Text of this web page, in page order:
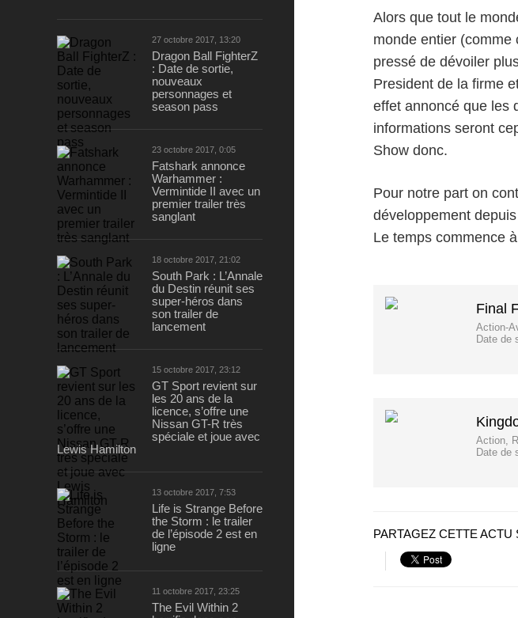
Alors que tout le
monde entier (comme
pressé de dévoiler
President de la firme
effet annoncé que les
informations seront
Show donc.
Pour notre part on
développement
Le temps commence
Final
Action-
Date de
Action,
Date de
PARTAGEZ CETTE
27 octobre 2017, 13:20
Dragon Ball FighterZ
: Date de sortie,
nouveaux
personnages et
season pass
23 octobre 2017, 0:05
Fatshark annonce
Warhammer :
Vermintide II avec un
premier trailer très
sanglant
18 octobre 2017, 21:02
South Park : L’Annale
du Destin réunit ses
super-héros dans
son trailer de
lancement
15 octobre 2017, 23:12
GT Sport revient sur
les 20 ans de la
licence, s’offre une
Nissan GT-R très
spéciale et joue avec
Lewis Hamilton
13 octobre 2017, 7:53
Life is Strange Before
the Storm : le trailer
de l’épisode 2 est en
ligne
11 octobre 2017, 23:25
The Evil Within 2